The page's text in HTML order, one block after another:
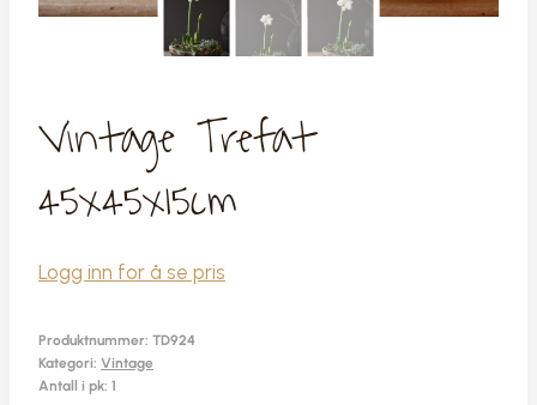
Vintage Trefat
45x45x15cm
Logg inn for å se pris
Produktnummer: TD924
Kategori: Vintage
Antall i pk: 1